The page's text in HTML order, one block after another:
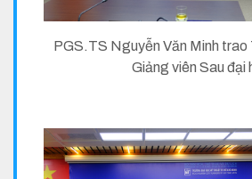
PGS.TS Nguyễn Văn Minh trao
Giảng viên Sau đại